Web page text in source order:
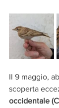
Il 9 maggio,
scoperta
occidentale